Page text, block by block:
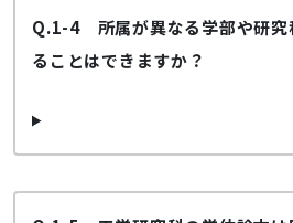
Q.1-4 所属が異なる学部や研究
ることはできますか？